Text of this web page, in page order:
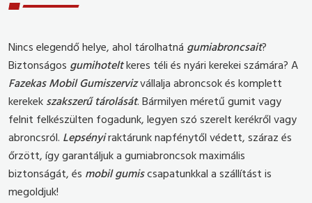
Nincs elegendő helye, ahol tárolhatná gumiabroncsait?
Biztonságos gumihoteltkeres téli és nyári kerekei számára? A
Fazekas Mobil Gumiszervizvállalja abroncsok és komplett
kerekekszakszerű tárolását. Bármilyen méretű gumit vagy
felnit felkészülten fogadunk, legyen szó szerelt kerékről vagy
abroncsról. Lepsényiraktárunk napfénytől védett, száraz és
őrzött, így garantáljuk a gumiabroncsok maximális
biztonságát, és mobil gumiscsapatunkkal a szállítást is
megoldjuk!